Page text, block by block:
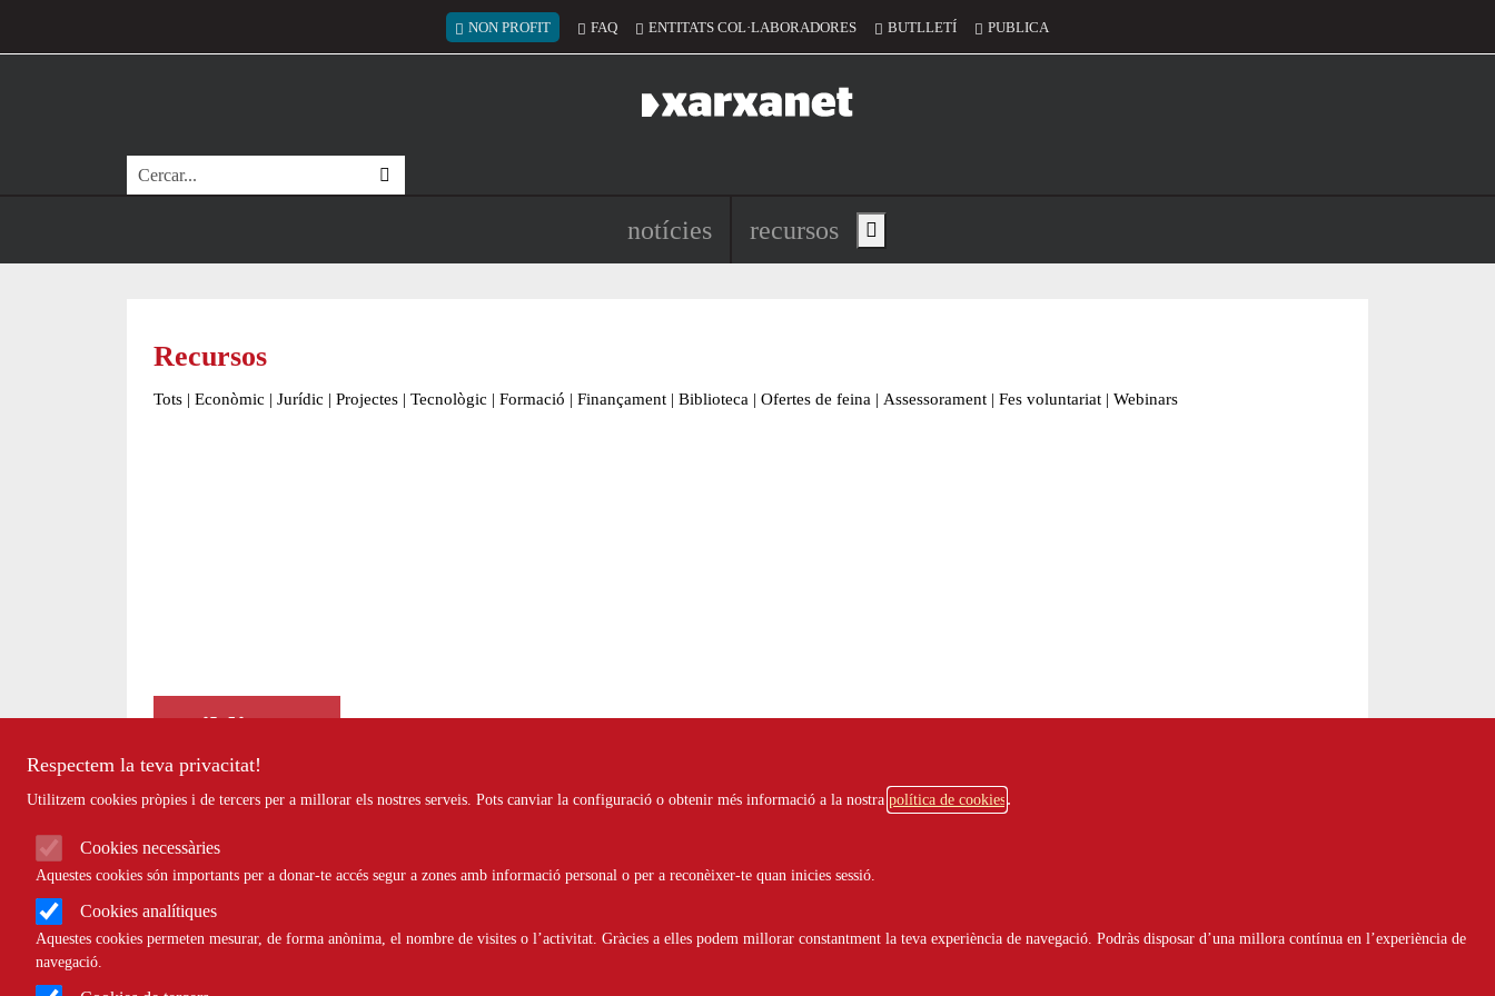
Respectem la teva privacitat!
Utilitzem cookies pròpies i de tercers per a millorar els nostres serveis. Pots canviar la configuració o obtenir més informació a la nostra política de cookies
Cookies necessàries
Aquestes cookies són importants per a donar-te accés segur a zones amb informació personal o per a reconèixer-te quan inicies sessió.
Cookies analítiques
Aquestes cookies permeten mesurar, de forma anònima, el nombre de visites o l’activitat. Gràcies a elles podem millorar constantment la teva experiència de navegació. Podràs disposar d’una millora contínua en l’experiència de
navegació.
Menú del compte d'usuari
NON PROFIT FAQ ENTITATS COL·LABORADORES BUTLLETÍ PUBLICA
Cerca
Navegació principal de l'encapçalament
notícies recursos Show main menu
Recursos
Tots | Econòmic | Jurídic | Projectes | Tecnològic | Formació | Finançament | Biblioteca | Ofertes de feina | Assessorament | Fes voluntariat | Webinars
Biblioteca
Descarregar document
Acción Social 2013-2016
Autoria Folia Consultores, SL
Servei